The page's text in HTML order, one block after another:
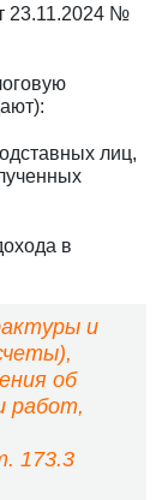
23.11.2024 №
лиц,
в
и
об
работ,
173.3